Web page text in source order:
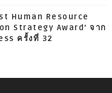
Human Resource
Strategy Award’ จาก
ครั้งที่ 32